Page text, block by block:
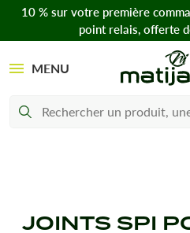
10 % sur votre première
point relais, offerte
MENU
JOINTS SPI